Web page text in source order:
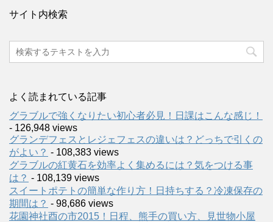
サイト内検索
よく読まれている記事
グラブルで強くなりたい初心者必見！日課はこんな感じ！
- 126,948 views
グランデフェスとレジェフェスの違いは？どっちで引くの
がよい？ - 108,383 views
グラブルの紅黄石を効率よく集めるには？気をつける事
は？ - 108,139 views
スイートポテトの簡単な作り方！日持ちする？冷凍保存の
期間は？ - 98,686 views
花園神社酉の市2015！日程、熊手の買い方、見世物小屋